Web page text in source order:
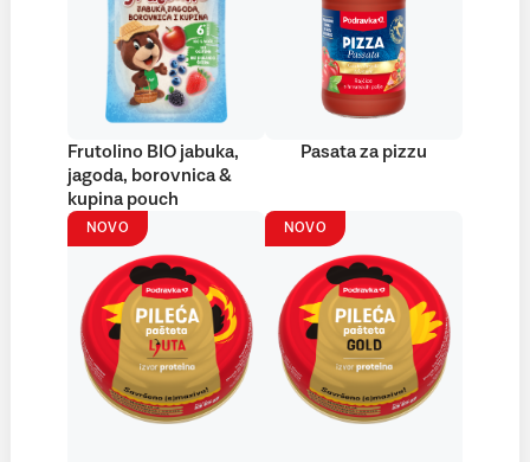
Frutolino BIO jabuka,
jagoda, borovnica &
kupina pouch
Pasata za pizzu
NOVO NOVO